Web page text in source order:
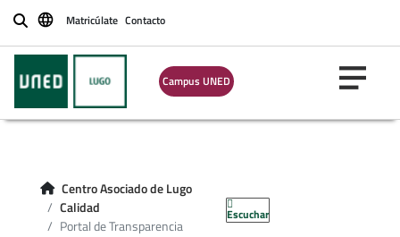
BuscarMatricúlate Contacto
Campus UNED
Centro Asociado de Lugo
Calidad
Portal de Transparencia
Escuchar